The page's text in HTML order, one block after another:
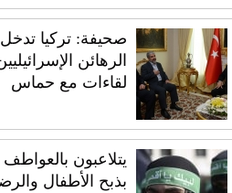
صحيفة: تركيا
الرهائن
لقاءات مع حماس
يتلاعبون
بذبح الأطفال